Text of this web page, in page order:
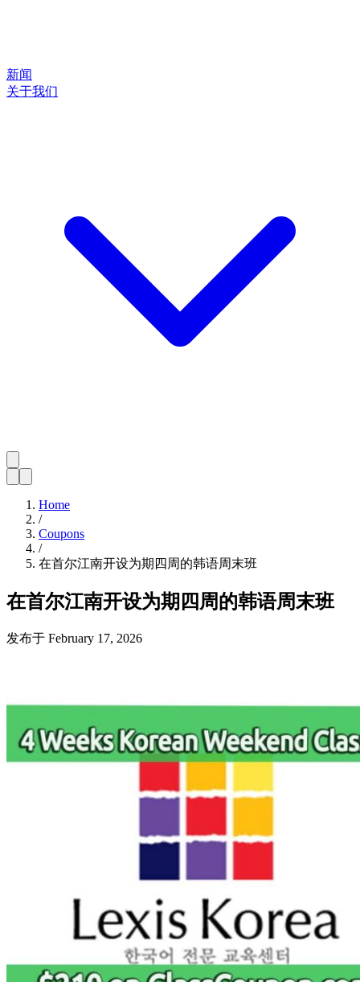
新闻
关于我们
Home
/
Coupons
/
在首尔江南开设为期四周的韩语周末班
在首尔江南开设为期四周的韩语周末班
发布于 February 17, 2026